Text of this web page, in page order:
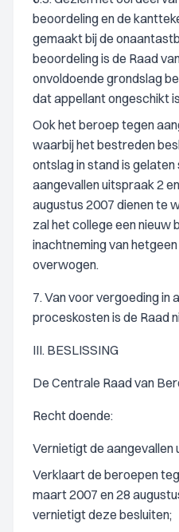
beoordeling en de
gemaakt bij de
beoordeling is de Raad
onvoldoende grondslag
dat appellant ongeschikt
Ook het beroep tegen
waarbij het bestreden
ontslag in stand is
aangevallen uitspraak 2
augustus 2007 dienen te
zal het college een nieuw
inachtneming van
overwogen.
7. Van voor vergoeding in
proceskosten is de Raad
III. BESLISSING
De Centrale Raad van
Recht doende:
Vernietigt de aangevallen
Verklaart de beroepen
maart 2007 en 28
vernietigt deze besluiten;